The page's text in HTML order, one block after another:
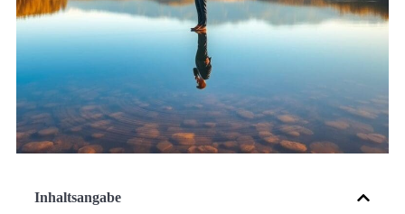
Inhaltsangabe